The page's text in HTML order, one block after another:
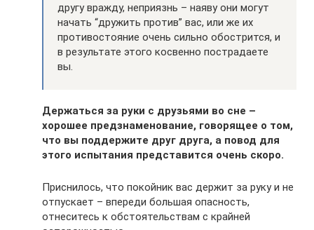
другу вражду, неприязнь – наяву они могут
начать “дружить против” вас, или же их
противостояние очень сильно обострится, и
в результате этого косвенно пострадаете
вы.
Держаться за руки с друзьями во сне –
хорошее предзнаменование, говорящее о том,
что вы поддержите друг друга, а повод для
этого испытания представится очень скоро.
Приснилось, что покойник вас держит за руку и не
отпускает – впереди большая опасность,
отнеситесь к обстоятельствам с крайней